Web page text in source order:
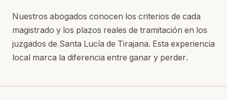
Nuestros abogados conocen los criterios de cada
magistrado y los plazos reales de tramitación en los
juzgados de Santa Lucía de Tirajana. Esta experiencia
local marca la diferencia entre ganar y perder.